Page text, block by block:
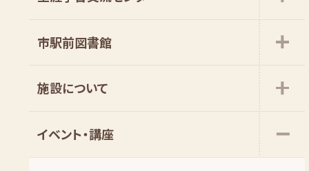
市駅前図書館
施設について
イベント・講座